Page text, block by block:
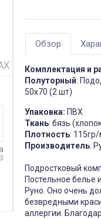
Непромокаемый
матрас Grey
Запитання
Розмір 180 на
лише 20 см
варіант? Чи не
матеріал
відповідь
Обзор
Комплектация и
Полуторный:
50х70 (2 шт)
Упаковка: ПВХ
Ткань: бязь
Плотность: 115гр/
Производитель:
Подростковый
Постельное белье
Руно. Оно очень
безвредными
аллергии.